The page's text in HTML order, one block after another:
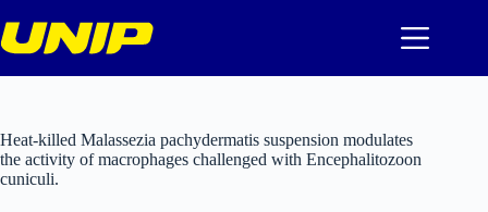
para
o
Heat-killed Malassezia pachydermatis suspension modulates
the activity of macrophages challenged with Encephalitozoon
cuniculi.